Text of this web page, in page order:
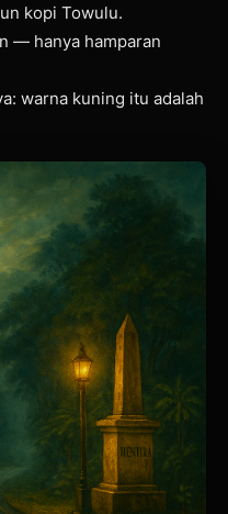
kopi Towulu.
— hanya hamparan
warna kuning itu adalah